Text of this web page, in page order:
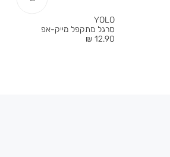
YOLO
סרגל מתקפל מייק-אפ
מחיר
12.90 ₪